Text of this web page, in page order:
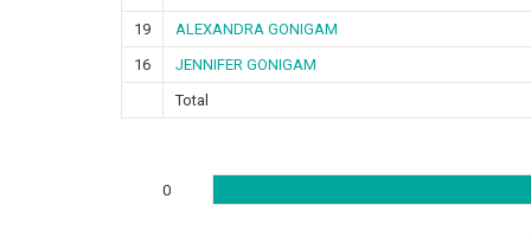
19
ALEXANDRA GONIGAM
16
JENNIFER GONIGAM
Total
0